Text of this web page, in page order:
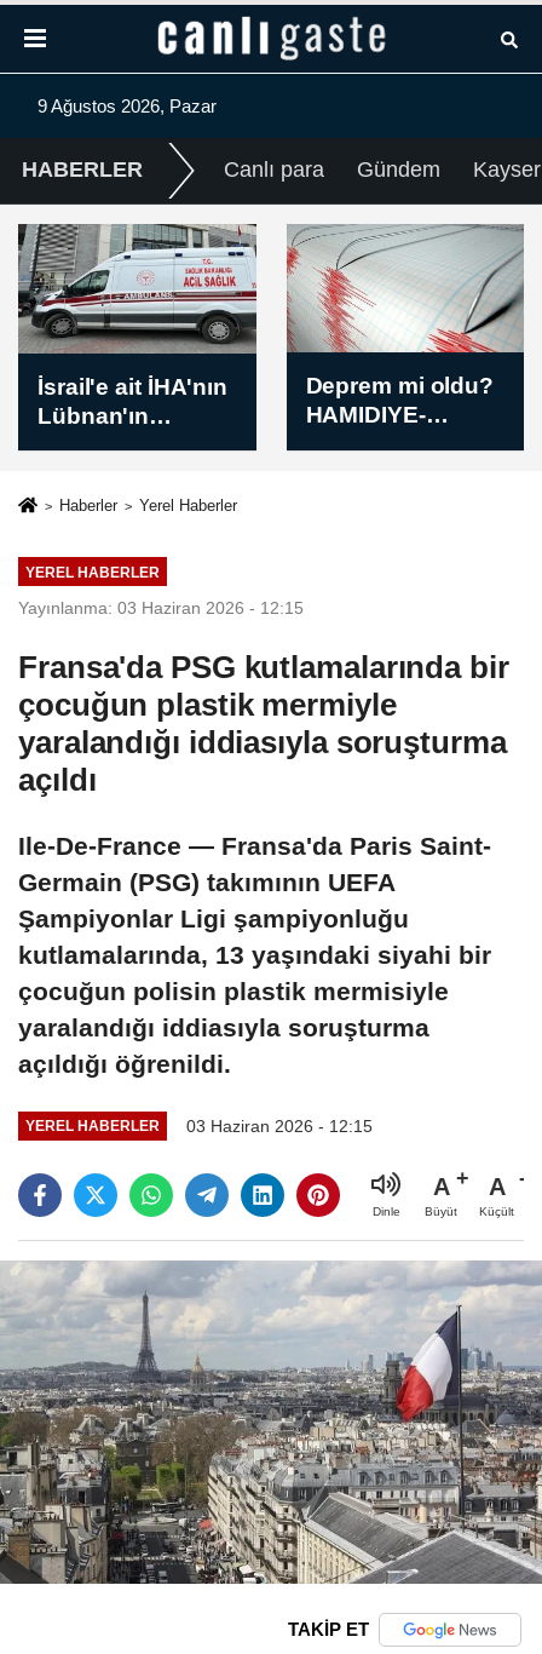
9 Ağustos 2026, Pazar
HABERLER Canlı para Gündem
Deprem mi oldu?
HAMIDIYE-
NURDAGI
4,6 büyüklüğünde
Rasathanesi
(09.08.2026)
İsrail'in Gazze'de
kısmi çekilme ve
çok uluslu güç
Haberler Yerel Haberler
YEREL HABERLER
Yayınlanma: 03 Haziran 2026 - 12:15
Fransa'da PSG kutlamalarında bir
çocuğun plastik mermiyle
yaralandığı iddiasıyla soruşturma
açıldı
Ile-De-France — Fransa'da Paris Saint-
Germain (PSG) takımının UEFA
Şampiyonlar Ligi şampiyonluğu
kutlamalarında, 13 yaşındaki siyahi bir
çocuğun polisin plastik mermisiyle
yaralandığı iddiasıyla soruşturma
açıldığı öğrenildi.
YEREL HABERLER 03 Haziran 2026 - 12:15
Dinle
A
Büyüt
A
Küçült
TAKİP ET